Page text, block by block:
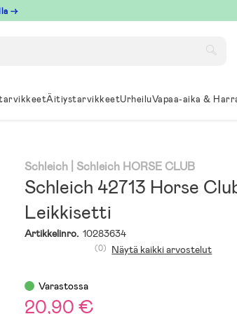
→
ÄitiystarvikkeetUrheiluVapaa-aika &
Schleich | Schleich HORSE CLUB
Schleich 42713 Horse
Leikkisetti
Artikkelinro. 10283634
(0) Näytä kaikki arvostelut
Varastossa
20,90 €